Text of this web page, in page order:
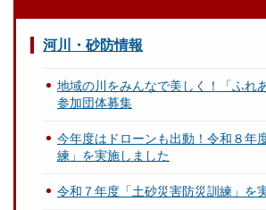
河川・砂防情報
地域の川をみんなで美しく！「ふれ
参加団体募集
今年度はドローンも出動！令和８年
練」を実施しました
令和７年度「土砂災害防災訓練」を